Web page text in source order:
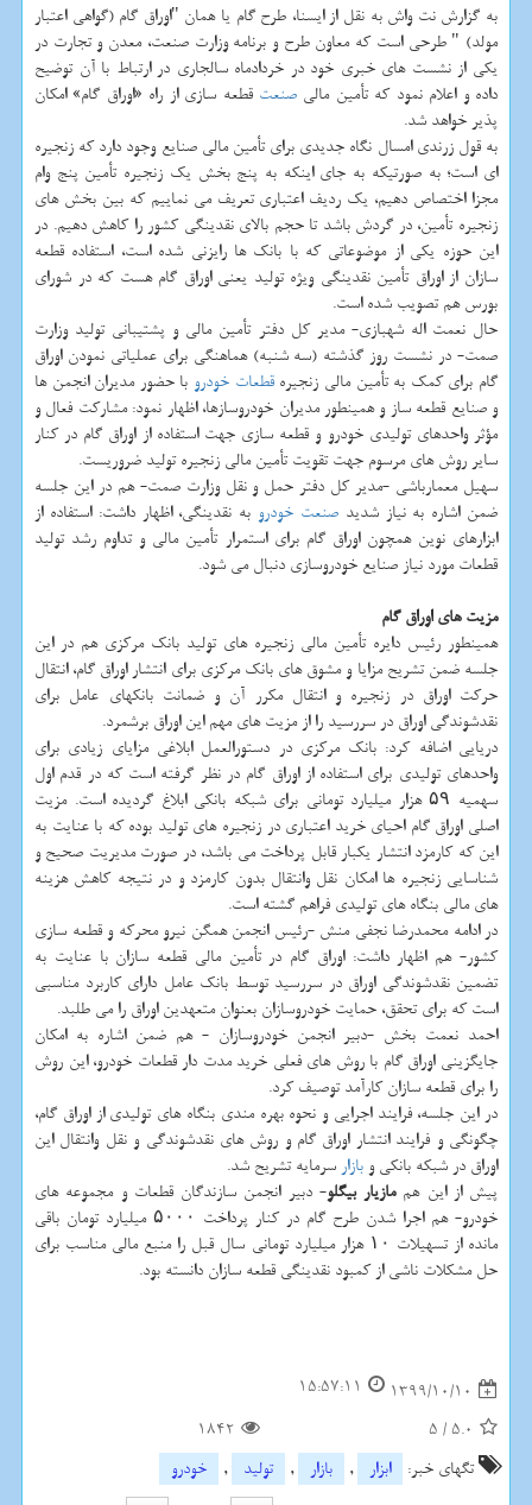
به گزارش نت واش به نقل از ایسنا، طرح گام یا همان "اوراق گام (گواهی اعتبار
مولد) " طرحی است که معاون طرح و برنامه وزارت صنعت، معدن و تجارت در
یکی از نشست های خبری خود در خردادماه سالجاری در ارتباط با آن توضیح
داده و اعلام نمود که تأمین مالی صنعت قطعه سازی از راه «اوراق گام» امکان
پذیر خواهد شد.
به قول زرندی امسال نگاه جدیدی برای تأمین مالی صنایع وجود دارد که زنجیره
ای است؛ به صورتیکه به جای اینکه به پنج بخش یک زنجیره تأمین پنج وام
مجزا اختصاص دهیم، یک ردیف اعتباری تعریف می نماییم که بین بخش های
زنجیره تأمین، در گردش باشد تا حجم بالای نقدینگی کشور را کاهش دهیم. در
این حوزه یکی از موضوعاتی که با بانک ها رایزنی شده است، استفاده قطعه
سازان از اوراق تأمین نقدینگی ویژه تولید یعنی اوراق گام هست که در شورای
بورس هم تصویب شده است.
حال نعمت اله شهبازی- مدیر کل دفتر تأمین مالی و پشتیبانی تولید وزارت
صمت- در نشست روز گذشته (سه شنبه) هماهنگی برای عملیاتی نمودن اوراق
گام برای کمک به تأمین مالی زنجیرهقطعات خودرو با حضور مدیران انجمن ها
و صنایع قطعه ساز و همینطور مدیران خودروسازها، اظهار نمود: مشارکت فعال و
مؤثر واحدهای تولیدی خودرو و قطعه سازی جهت استفاده از اوراق گام در کنار
سایر روش های مرسوم جهت تقویت تأمین مالی زنجیره تولید ضروریست.
سهیل معمارباشی -مدیر کل دفتر حمل و نقل وزارت صمت- هم در این جلسه
ضمن اشاره به نیاز شدیدصنعت خودرو به نقدینگی، اظهار داشت: استفاده از
ابزارهای نوین همچون اوراق گام برای استمرار تأمین مالی و تداوم رشد تولید
قطعات مورد نیاز صنایع خودروسازی دنبال می شود.
مزیت های اوراق گام
همینطور رئیس دایره تأمین مالی زنجیره های تولید بانک مرکزی هم در این
جلسه ضمن تشریح مزایا و مشوق های بانک مرکزی برای انتشار اوراق گام، انتقال
حرکت اوراق در زنجیره و انتقال مکرر آن و ضمانت بانکهای عامل برای
نقدشوندگی اوراق در سررسید را از مزیت های مهم این اوراق برشمرد.
دریایی اضافه کرد: بانک مرکزی در دستورالعمل ابلاغی مزایای زیادی برای
واحدهای تولیدی برای استفاده از اوراق گام در نظر گرفته است که در قدم اول
سهمیه ۵۹ هزار میلیارد تومانی برای شبکه بانکی ابلاغ گردیده است. مزیت
اصلی اوراق گام احیای خرید اعتباری در زنجیره های تولید بوده که با عنایت به
این که کارمزد انتشار یکبار قابل پرداخت می باشد، در صورت مدیریت صحیح و
شناسایی زنجیره ها امکان نقل وانتقال بدون کارمزد و در نتیجه کاهش هزینه
های مالی بنگاه های تولیدی فراهم گشته است.
در ادامه محمدرضا نجفی منش -رئیس انجمن همگن نیرو محرکه و قطعه سازی
کشور- هم اظهار داشت: اوراق گام در تأمین مالی قطعه سازان با عنایت به
تضمین نقدشوندگی اوراق در سررسید توسط بانک عامل دارای کاربرد مناسبی
است که برای تحقق، حمایت خودروسازان بعنوان متعهدین اوراق را می طلبد.
احمد نعمت بخش -دبیر انجمن خودروسازان - هم ضمن اشاره به امکان
جایگزینی اوراق گام با روش های فعلی خرید مدت دار قطعات خودرو، این روش
را برای قطعه سازان کارآمد توصیف کرد.
در این جلسه، فرایند اجرایی و نحوه بهره مندی بنگاه های تولیدی از اوراق گام،
چگونگی و فرایند انتشار اوراق گام و روش های نقدشوندگی و نقل وانتقال این
اوراق در شبکه بانکی و بازار سرمایه تشریح شد.
پیش از این هممازیار بیگلو- دبیر انجمن سازندگان قطعات و مجموعه های
خودرو- هم اجرا شدن طرح گام در کنار پرداخت ۵۰۰۰ میلیارد تومان باقی
مانده از تسهیلات ۱۰ هزار میلیارد تومانی سال قبل را منبع مالی مناسب برای
حل مشکلات ناشی از کمبود نقدینگی قطعه سازان دانسته بود.
1399/10/10
15:57:11
5.0
/
5
1842
تگهای خبر:
ابزار , بازار , تولید ,
خودرو